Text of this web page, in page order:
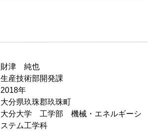
財津 純也
生産技術部開発課
2018年
大分県玖珠郡玖珠町
大分大学 工学部 機械・エネルギーシ
ステム工学科